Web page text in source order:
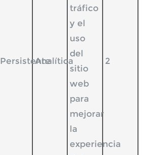
Persistente
Analítica
tráfico
y el
uso
del
sitio
web
para
mejorar
la
experiencia
2